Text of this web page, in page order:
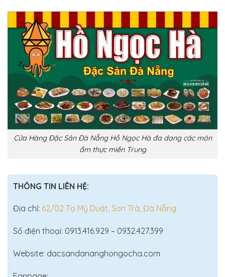
Cửa Hàng Đặc Sản Đà Nẵng Hồ Ngọc Hà đa dạng các món
ẩm thực miền Trung
THÔNG TIN LIÊN HỆ:
Địa chỉ: 62/02 Tạ Mỹ Duật, Sơn Trà, Đà Nẵng
Số điện thoại: 0913.416.929 – 0932.427.399
Website: dacsandananghongocha.com